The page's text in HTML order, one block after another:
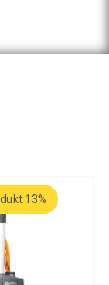
13%